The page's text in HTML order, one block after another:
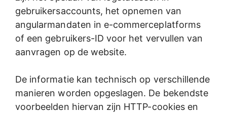
gebruikersaccounts, het opnemen van
angularmandaten in e-commerceplatforms
of een gebruikers-ID voor het vervullen van
aanvragen op de website.
De informatie kan technisch op verschillende
manieren worden opgeslagen. De bekendste
voorbeelden hiervan zijn HTTP-cookies en